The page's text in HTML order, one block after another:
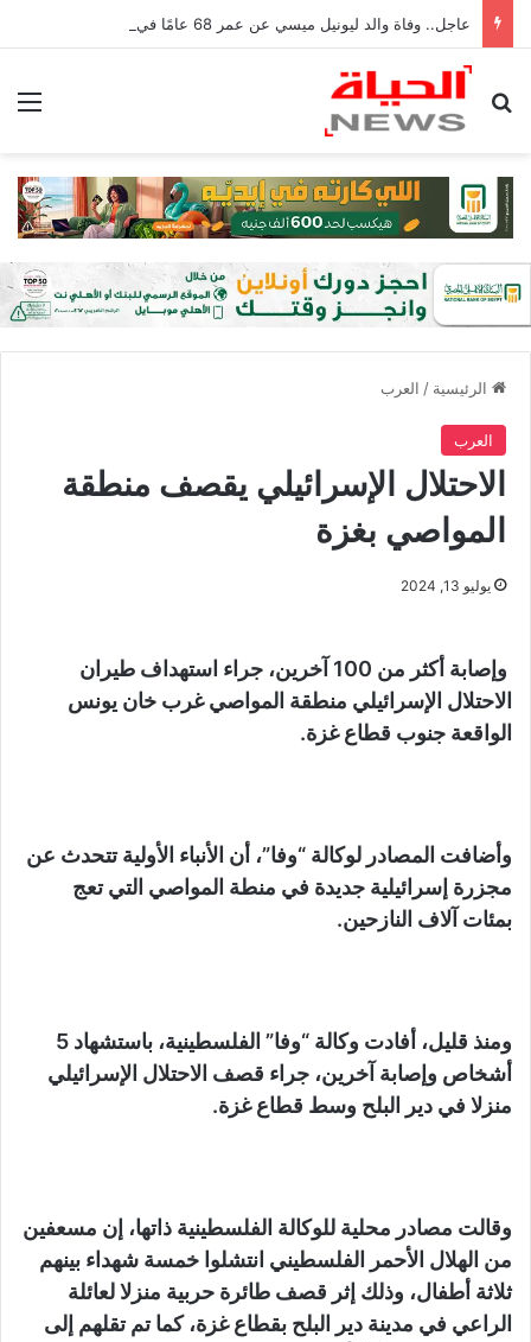
عاجل.. وفاة والد ليونيل ميسي عن عمر 68 عامًا في الأرجنتين
بحث عن
الرئيسية / العرب
العرب
الاحتلال الإسرائيلي يقصف منطقة
المواصي بغزة
يوليو 13, 2024
وإصابة أكثر من 100 آخرين، جراء استهداف طيران
الاحتلال الإسرائيلي منطقة المواصي غرب خان يونس
الواقعة جنوب قطاع غزة.
وأضافت المصادر لوكالة “وفا”، أن الأنباء الأولية تتحدث عن
مجزرة إسرائيلية جديدة في منطة المواصي التي تعج
بمئات آلاف النازحين.
ومنذ قليل، أفادت وكالة “وفا” الفلسطينية، باستشهاد 5
أشخاص وإصابة آخرين، جراء قصف الاحتلال الإسرائيلي
منزلا في دير البلح وسط قطاع غزة.
وقالت مصادر محلية للوكالة الفلسطينية ذاتها، إن مسعفين
من الهلال الأحمر الفلسطيني انتشلوا خمسة شهداء بينهم
ثلاثة أطفال، وذلك إثر قصف طائرة حربية منزلا لعائلة
الراعي في مدينة دير البلح بقطاع غزة، كما تم تقلهم إلى